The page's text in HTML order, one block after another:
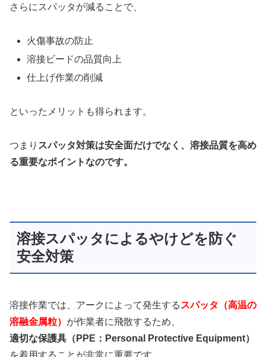
さらにスパッタが減ることで、
火傷事故の防止
溶接ビードの品質向上
仕上げ作業の削減
といったメリットも得られます。
つまり スパッタ対策は安全面だけでなく、溶接品質を高め
る重要なポイントなのです。
溶接スパッタによるやけどを防ぐ
安全対策
溶接作業では、アークによって発生する スパッタ（高温の
溶融金属粒） が作業者に飛散するため、
適切な保護具（PPE：Personal Protective Equipment）
を着用することが非常に重要です。